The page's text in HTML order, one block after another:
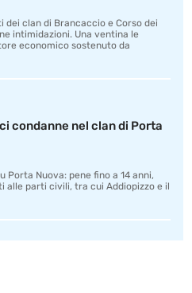
clan di Brancaccio e Corso dei
intimidazioni. Una ventina le
economico sostenuto da
condanne nel clan di Porta
Porta Nuova: pene fino a 14 anni,
alle parti civili, tra cui Addiopizzo e il